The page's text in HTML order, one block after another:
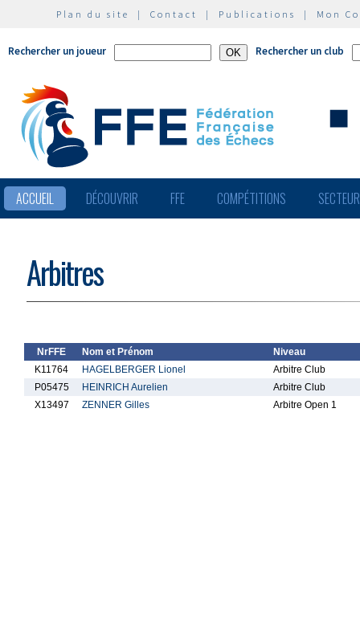
Plan du site | Contact | Publications | Mon
Rechercher un joueur Rechercher un club
ACCUEIL DÉCOUVRIR FFE COMPÉTITIONS
Arbitres
NrFFE Nom et Prénom
Niveau
K11764
HAGELBERGER Lionel
Arbitre Club
P05475
HEINRICH Aurelien
Arbitre Club
X13497
ZENNER Gilles Arbitre Open 1